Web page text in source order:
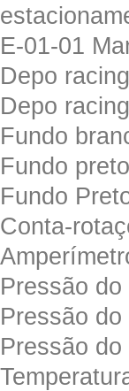
E-01-01
Depo
Depo
Fundo
Fundo
Fundo
Conta-
Pressão
Pressão do
Pressão do